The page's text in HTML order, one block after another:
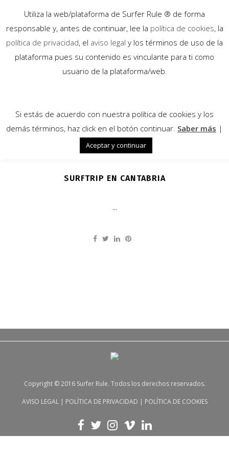
23
SURFTRIP EN CANTABRIA
...
Copyright © 2016 Surfer Rule. Todos los derechos reservados.
AVISO LEGAL| POLÍTICA DE PRIVACIDAD | POLÍTICA DE COOKIES
Utiliza la web/plataforma de Surfer Rule ® de forma
responsable y, antes de continuar, lee la política de cookies, la
política de privacidad, el aviso legal y los términos de uso de la
plataforma pues su contenido es vinculante para ti como
usuario de la plataforma/web.
Si estás de acuerdo con nuestra política de cookies y los
demás términos, haz click en el botón continuar. Saber más |
Aceptar y continuar